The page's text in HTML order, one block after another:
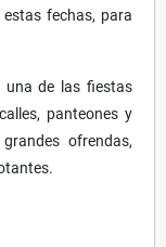
fechas, para
una de las fiestas
panteones y
ofrendas,